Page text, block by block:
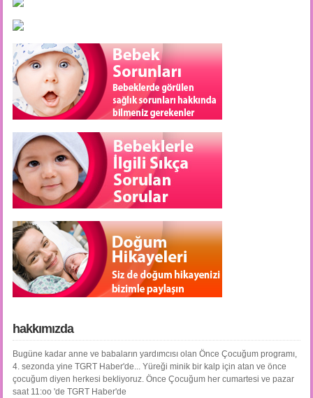
hakkımızda
Bugüne kadar anne ve babaların yardımcısı olan Önce Çocuğum programı,
4. sezonda yine TGRT Haber'de... Yüreği minik bir kalp için atan ve önce
çocuğum diyen herkesi bekliyoruz. Önce Çocuğum her cumartesi ve pazar
saat 11:oo 'de TGRT Haber'de